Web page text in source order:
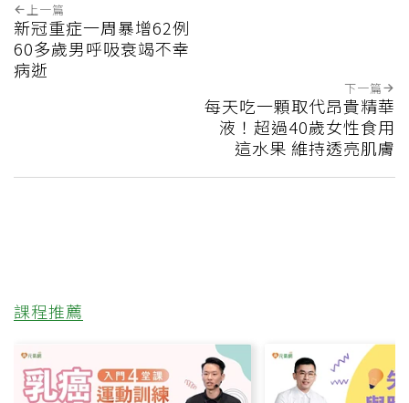
上一篇
新冠重症一周暴增62例
60多歲男呼吸衰竭不幸
病逝
下一篇
每天吃一顆取代昂貴精華
液！超過40歲女性食用
這水果 維持透亮肌膚
課程推薦